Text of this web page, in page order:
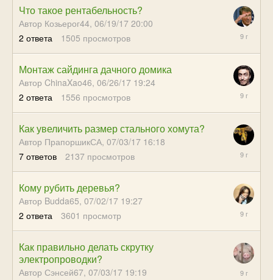
Что такое рентабельность?
Автор Козьерог44, 06/19/17 20:00
2 ответа 1505 просмотров
07/10/17
Монтаж сайдинга дачного домика
Автор ChinaXao46, 06/26/17 19:24
2 ответа 1556 просмотров
07/10/17
Как увеличить размер стального хомута?
Автор ПрапоршикСА, 07/03/17 16:18
7 ответов 2137 просмотров
07/07/17
Кому рубить деревья?
Автор Budda65, 07/02/17 19:27
2 ответа 3601 просмотр
07/07/17
Как правильно делать скрутку
электропроводки?
Автор Сэнсей67, 07/03/17 19:19
07/05/17